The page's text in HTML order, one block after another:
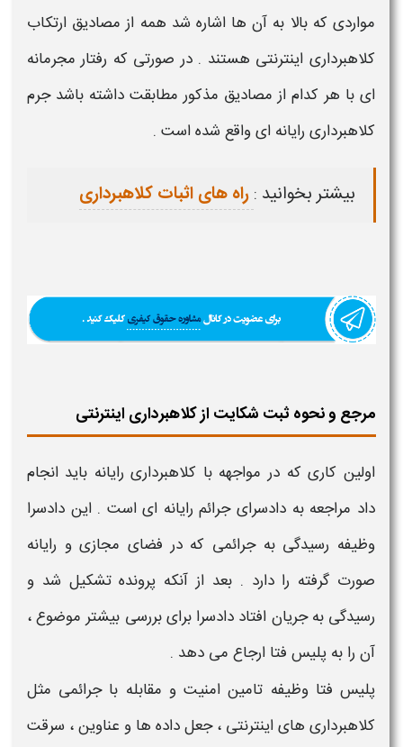
مواردی که بالا به آن ها اشاره شد همه از مصادیق ارتکاب
کلاهبرداری اینترنتی هستند . در صورتی که رفتار مجرمانه
ای با هر کدام از مصادیق مذکور مطابقت داشته باشد جرم
کلاهبرداری رایانه ایواقع شده است .
بیشتر بخوانید : راه های اثبات کلاهبرداری
مرجع و نحوه ثبت شکایت از کلاهبرداری اینترنتی
اولین کاری که در مواجهه با کلاهبرداری رایانه باید انجام
داد مراجعه به دادسرایجرائم رایانه ای است . این دادسرا
وظیفه رسیدگی به جرائمی که در فضای مجازی و رایانه
صورت گرفته را دارد . بعد از آنکه پرونده تشکیل شد و
رسیدگی به جریان افتاد دادسرا برای بررسی بیشتر موضوع ،
آن را به پلیس فتا ارجاع می دهد .
پلیس فتا وظیفه تامین امنیت و مقابله با جرائمی مثل
کلاهبرداری های اینترنتی ، جعل داده ها و عناوین ، سرقت